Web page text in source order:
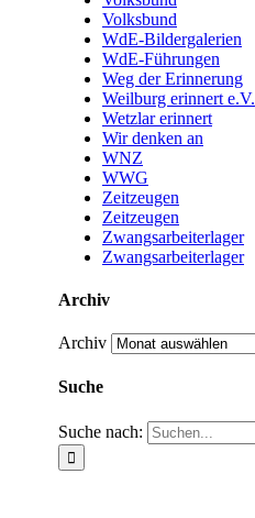
Volksbund
WdE-Bildergalerien
WdE-Führungen
Weg der Erinnerung
Weilburg erinnert e.V.
Wetzlar erinnert
Wir denken an
WNZ
WWG
Zeitzeugen
Zeitzeugen
Zwangsarbeiterlager
Zwangsarbeiterlager
Archiv
Archiv
Suche
Suche nach: